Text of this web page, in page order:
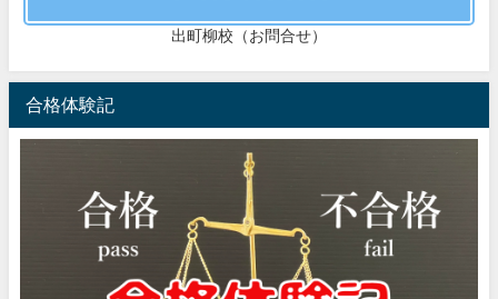
出町柳校（お問合せ）
合格体験記